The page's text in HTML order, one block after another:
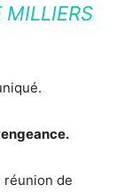
réunion de